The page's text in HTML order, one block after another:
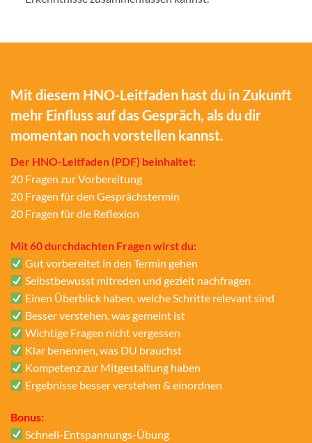
Mit diesem HNO-Leitfaden hast du in Zukunft
mehr Einfluss auf das Gespräch, als du dir
momentan noch vorstellen kannst.
Der HNO-Leitfaden (PDF) beinhaltet:
20 Fragen zur Vorbereitung
20 Fragen für den Gesprächstermin
20 Fragen für die Reflexion
Mit 60 durchdachten Fragen wirst du:
Gut vorbereitet in den Termin gehen
Selbstbewusst mitreden und gezielt nachfragen
Einen Überblick haben, welche Schritte relevant sind
Besser verstehen, was gemeint ist
Wichtige Fragen nicht vergessen
Klar benennen, was DU brauchst
Kompetenz zur Mitgestaltung haben
Ergebnisse besser verstehen & einordnen
Bonus:
Schnell-Entspannungs-Übung